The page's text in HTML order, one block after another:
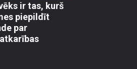
ir tas, kurš
piepildīt
par